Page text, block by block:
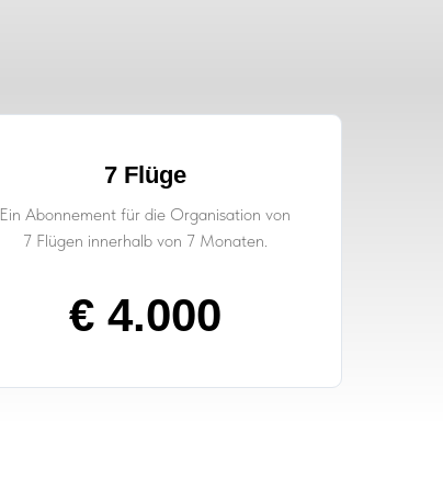
7 Flüge
Ein Abonnement für die Organisation von
7 Flügen innerhalb von 7 Monaten.
€ 4.000